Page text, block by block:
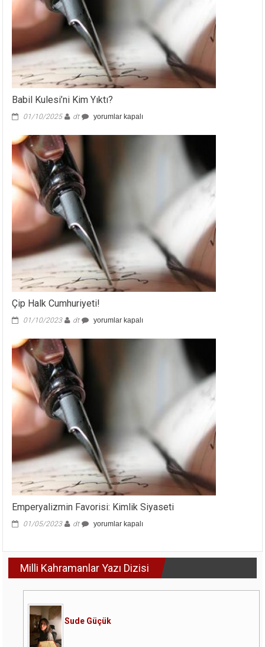
Babil Kulesi’ni Kim Yıktı?
01/10/2025 dt
Babil
Kim
yorumlar kapalı
Çip Halk Cumhuriyeti!
01/10/2023 dt
Çip
Cumhuriyeti!
yorumlar kapalı
Emperyalizmin Favorisi: Kimlik Siyaseti
01/05/2023 dt
Emperyalizmin
için
yorumlar kapalı
Milli Kahramanlar Yazı Dizisi
Sude Güçük